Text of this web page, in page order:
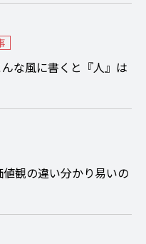
な風に書くと『人』は
観の違い分かり易いの